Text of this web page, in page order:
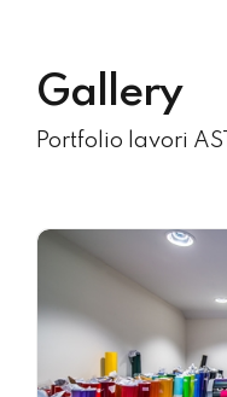
Gallery
Portfolio lavori AST